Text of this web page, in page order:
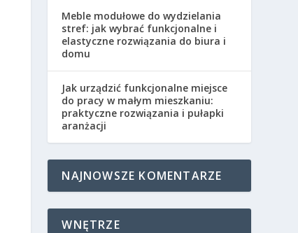
Meble modułowe do wydzielania
stref: jak wybrać funkcjonalne i
elastyczne rozwiązania do biura i
domu
Jak urządzić funkcjonalne miejsce
do pracy w małym mieszkaniu:
praktyczne rozwiązania i pułapki
aranżacji
NAJNOWSZE KOMENTARZE
WNĘTRZE